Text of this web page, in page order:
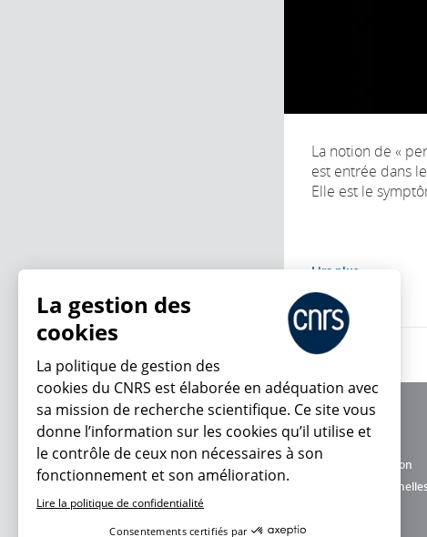
La notion de «
est entrée dans
Elle est le
Lire plus
Charte d'utilisation
Données
En ce moment
La gestion des
cookies
La politique de gestion des
cookies du CNRS est élaborée en adéquation avec
sa mission de recherche scientifique. Ce site vous
donne l’information sur les cookies qu’il utilise et
le contrôle de ceux non nécessaires à son
fonctionnement et son amélioration.
Lire la politique de confidentialité
Consentements certifiés par